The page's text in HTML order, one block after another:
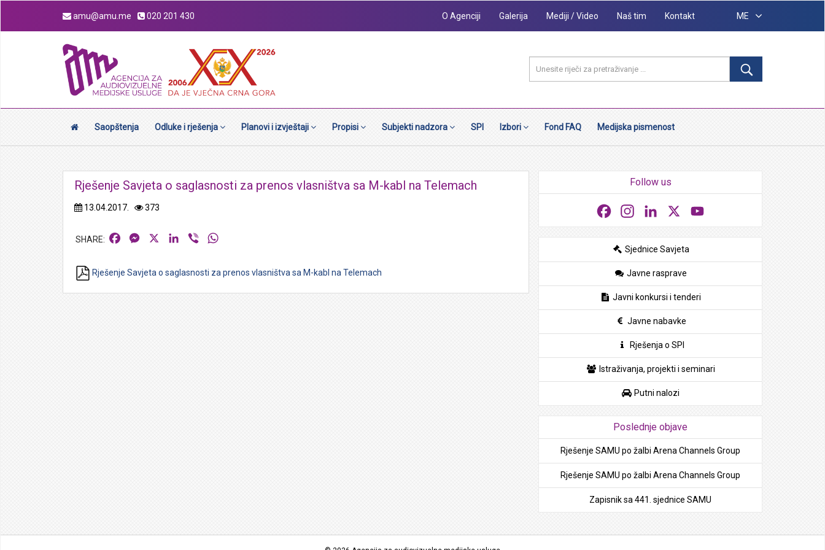
amu@amu.me 020 201 430 O Agenciji Galerija Mediji / Video Naš tim Kontakt ME
Saopštenja Odluke i rješenja Planovi i izvještaji Propisi Subjekti nadzora SPI Izbori Fond FAQ Medijska pismenost
Rješenje Savjeta o saglasnosti za prenos vlasništva sa M-kabl na Telemach
13.04.2017. 373
FacebookMessengerLinkedIn
Viber
Rješenje Savjeta o saglasnosti za prenos vlasništva sa M-kabl na Telemach
Follow us
FacebookInstagramLinkedIn
Sjednice Savjeta
Javne rasprave
Javni konkursi i tenderi
Javne nabavke
Rješenja o SPI
Istraživanja, projekti i seminari
Putni nalozi
Poslednje objave
Rješenje SAMU po žalbi Arena Channels Group
Rješenje SAMU po žalbi Arena Channels Group
Zapisnik sa 441. sjednice SAMU